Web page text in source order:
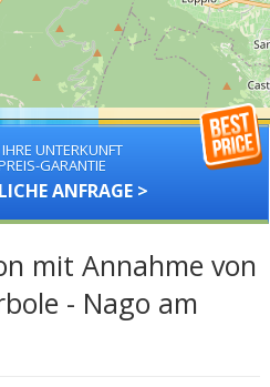
UNTERKUNFT
GARANTIE
ANFRAGE >
mit Annahme von
- Nago am